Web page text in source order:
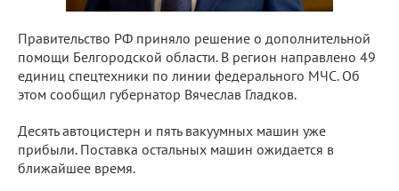
Правительство РФ приняло решение о дополнительной
помощи Белгородской области. В регион направлено 49
единиц спецтехники по линии федерального МЧС. Об
этом сообщил губернатор Вячеслав Гладков.
Десять автоцистерн и пять вакуумных машин уже
прибыли. Поставка остальных машин ожидается в
ближайшее время.